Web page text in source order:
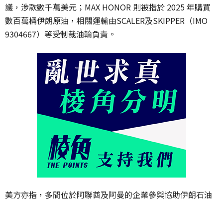
議，涉款數千萬美元；MAX HONOR 則被指於 2025 年購買
數百萬桶伊朗原油，相關運輸由SCALER及SKIPPER（IMO
9304667）等受制裁油輪負責。
美方亦指，多間位於阿聯酋及阿曼的企業參與協助伊朗石油